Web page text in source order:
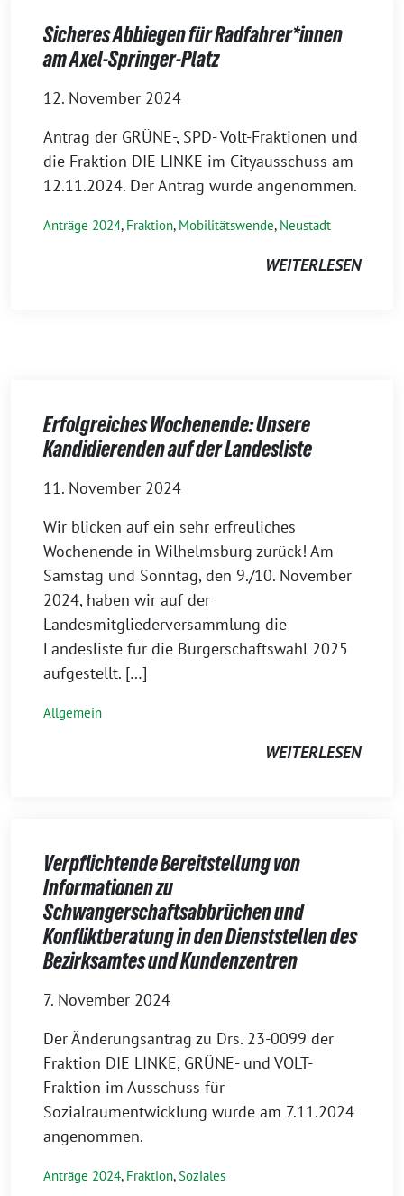
Sicheres Abbiegen für Radfahrer*innen
am Axel-Springer-Platz
12. November 2024
Antrag der GRÜNE-, SPD- Volt-Fraktionen und
die Fraktion DIE LINKE im Cityausschuss am
12.11.2024. Der Antrag wurde angenommen.
Anträge 2024, Fraktion, Mobilitätswende, Neustadt
WEITERLESEN
Erfolgreiches Wochenende: Unsere
Kandidierenden auf der Landesliste
11. November 2024
Wir blicken auf ein sehr erfreuliches
Wochenende in Wilhelmsburg zurück! Am
Samstag und Sonntag, den 9./10. November
2024, haben wir auf der
Landesmitgliederversammlung die
Landesliste für die Bürgerschaftswahl 2025
aufgestellt. […]
Allgemein
WEITERLESEN
Verpflichtende Bereitstellung von
Informationen zu
Schwangerschaftsabbrüchen und
Konfliktberatung in den Dienststellen des
Bezirksamtes und Kundenzentren
7. November 2024
Der Änderungsantrag zu Drs. 23-0099 der
Fraktion DIE LINKE, GRÜNE- und VOLT-
Fraktion im Ausschuss für
Sozialraumentwicklung wurde am 7.11.2024
angenommen.
Anträge 2024, Fraktion,Soziales